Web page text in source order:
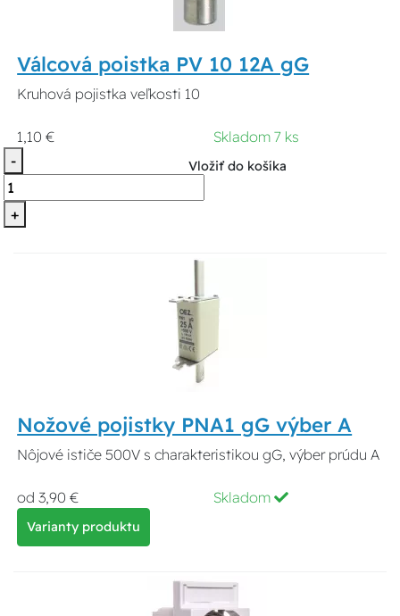
Válcová poistka PV 10 12A gG
Kruhová pojistka veľkosti 10
1,10 €
Skladom 7 ks
-
+
Vložiť do košíka
Nožové pojistky PNA1 gG výber A
Nôjové ističe 500V s charakteristikou gG, výber prúdu A
od 3,90 € Skladom
Varianty produktu